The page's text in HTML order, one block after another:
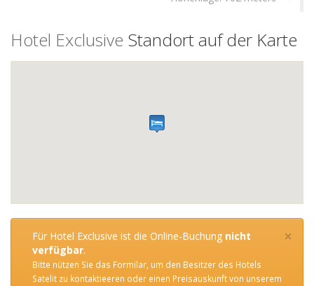
Hotel Exclusive Standort auf der Karte
×
Für Hotel Exclusive ist die Online-Buchung nicht
verfügbar.
Bitte nützen Sie das Formilar, um den Besitzer des Hotels
Satelit zu kontaktieeren oder einen Preisauskunft von unserem